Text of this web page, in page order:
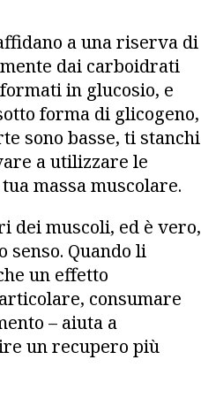
a una riserva di
dai carboidrati
in glucosio, e
forma di glicogeno,
sono basse, ti stanchi
a utilizzare le
massa muscolare.
dei muscoli, ed è vero,
Quando li
un effetto
consumare
– aiuta a
un recupero più